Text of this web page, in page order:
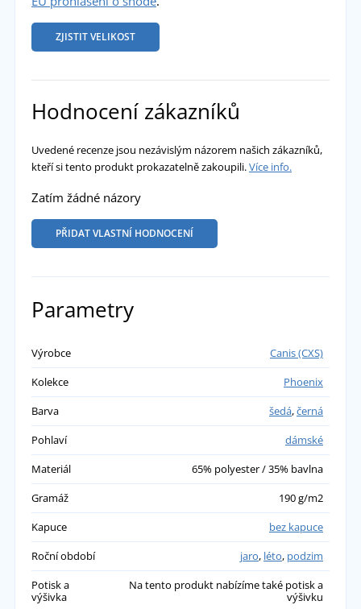
ZJISTIT VELIKOST
Hodnocení zákazníků
Uvedené recenze jsou nezávislým názorem našich zákazníků,
kteří si tento produkt prokazatelně zakoupili.Více info.
Zatím žádné názory
PŘIDAT VLASTNÍ HODNOCENÍ
Parametry
Výrobce
Canis (CXS)
Kolekce
Phoenix
Barva
šedá,černá
Pohlaví
dámské
Materiál
65% polyester / 35% bavlna
Gramáž
190 g/m2
Kapuce
bez kapuce
Roční období
jaro, léto, podzim
Potisk a
výšivka
Na tento produkt nabízíme také potisk a
výšivku